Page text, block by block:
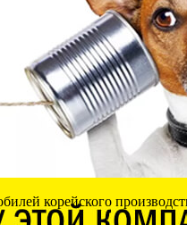
корейского